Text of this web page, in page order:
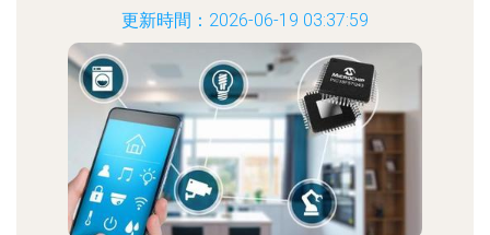
更新時間：2026-06-19 03:37:59